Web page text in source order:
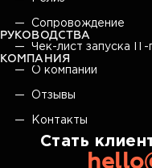
Сопровождение
РУКОВОДСТВА
Чек-лист запуска IT-
КОМПАНИЯ
О компании
Отзывы
Контакты
Стать